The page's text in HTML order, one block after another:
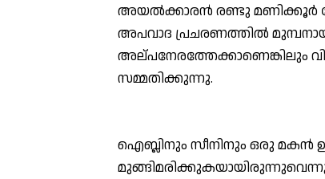
അയല്‍ക്കാരന്‍ രണ്ടു മണിക്കൂര്‍
അപവാദ പ്രചരണത്തില്‍
അല്പനേരത്തേക്കാണെങ്കിലും
സമ്മതിക്കുന്നു.
ഐബ്ലിനും സീനിനും ഒരു മകന്‍